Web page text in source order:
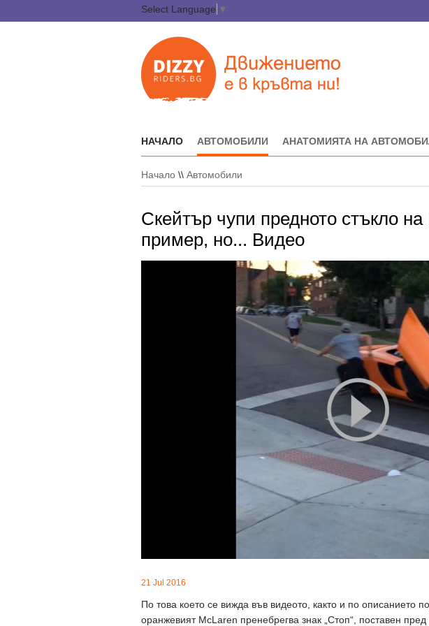
Select Language ▼
НАЧАЛО АВТОМОБИЛИ АНАТОМИЯТА НА
Начало \\ Автомобили
Скейтър чупи предното стъкло
пример, но... Видео
21 Jul 2016
По това което се вижда във видеото, както и по описанието
оранжевият McLaren пренебрегва знак „Стоп“, поставен